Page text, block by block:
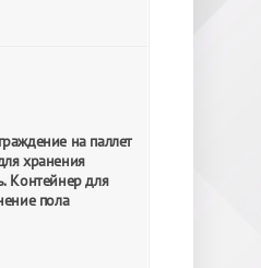
на паллет
хранения
Контейнер для
пола